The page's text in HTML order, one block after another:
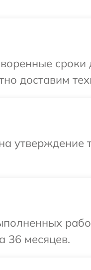
сроки
доставим
утверждение
36 месяцев.